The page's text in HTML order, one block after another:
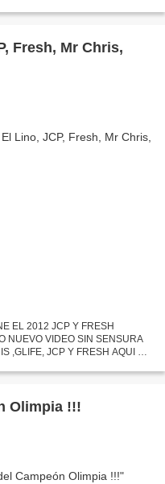
Fresh, Mr Chris,
EL 2012 JCP Y FRESH
NUEVO VIDEO SIN SENSURA
,GLIFE, JCP Y FRESH AQUI SE
Olimpia !!!